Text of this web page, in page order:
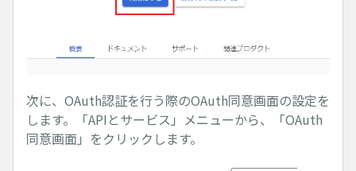
次に、OAuth認証を行う際のOAuth同意画面の設定を
します。「APIとサービス」メニューから、「OAuth
同意画面」をクリックします。